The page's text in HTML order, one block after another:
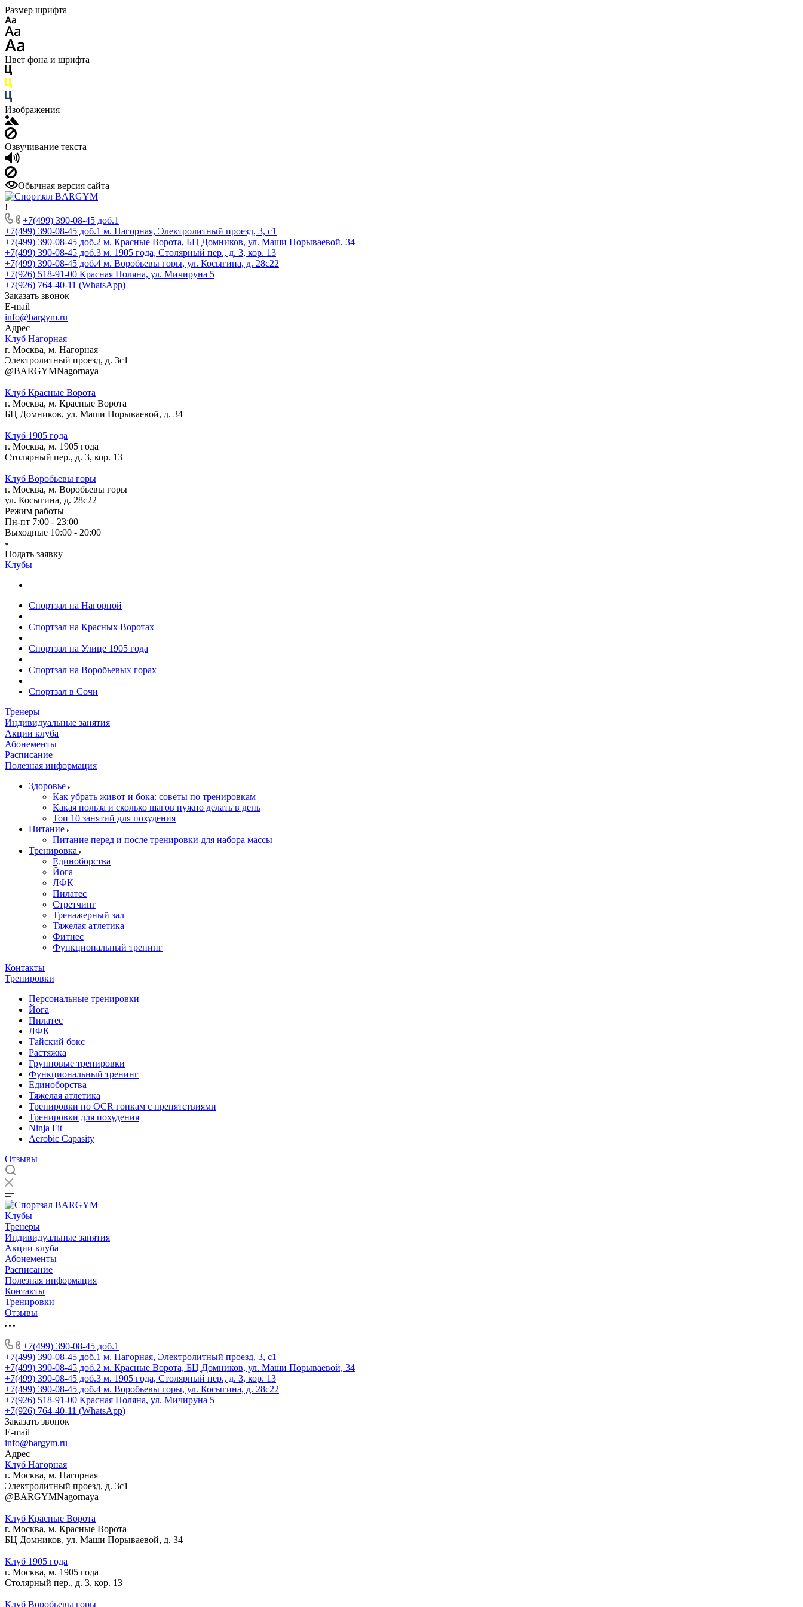
Размер шрифта
Цвет фона и шрифта
Изображения
Озвучивание текста
Обычная версия сайта
!
+7(499) 390-08-45 доб.1
+7(499) 390-08-45 доб.1 м. Нагорная, Электролитный проезд, 3, с1
+7(499) 390-08-45 доб.2 м. Красные Ворота, БЦ Домников, ул. Маши Порываевой, 34
+7(499) 390-08-45 доб.3 м. 1905 года, Столярный пер., д. 3, кор. 13
+7(499) 390-08-45 доб.4 м. Воробьевы горы, ул. Косыгина, д. 28с22
+7(926) 518-91-00 Красная Поляна, ул. Мичируна 5
+7(926) 764-40-11 (WhatsApp)
Заказать звонок
E-mail
info@bargym.ru
Адрес
Клуб Нагорная
г. Москва, м. Нагорная
Электролитный проезд, д. 3с1
@BARGYMNagornaya
Клуб Красные Ворота
г. Москва, м. Красные Ворота
БЦ Домников, ул. Маши Порываевой, д. 34
Клуб 1905 года
г. Москва, м. 1905 года
Столярный пер., д. 3, кор. 13
Клуб Воробьевы горы
г. Москва, м. Воробьевы горы
ул. Косыгина, д. 28с22
Режим работы
Пн-пт 7:00 - 23:00
Выходные 10:00 - 20:00
Подать заявку
Клубы
Спортзал на Нагорной
Спортзал на Красных Воротах
Спортзал на Улице 1905 года
Спортзал на Воробьевых горах
Спортзал в Сочи
Тренеры
Индивидуальные занятия
Акции клуба
Абонементы
Расписание
Полезная информация
Здоровье
Как убрать живот и бока: советы по тренировкам
Какая польза и сколько шагов нужно делать в день
Топ 10 занятий для похудения
Питание
Питание перед и после тренировки для набора массы
Тренировка
Единоборства
Йога
ЛФК
Пилатес
Стретчинг
Тренажерный зал
Тяжелая атлетика
Фитнес
Функциональный тренинг
Контакты
Тренировки
Персональные тренировки
Йога
Пилатес
ЛФК
Тайский бокс
Растяжка
Групповые тренировки
Функциональный тренинг
Единоборства
Тяжелая атлетика
Тренировки по OCR гонкам с препятствиями
Тренировки для похудения
Ninja Fit
Aerobic Capasity
Отзывы
Клубы
Тренеры
Индивидуальные занятия
Акции клуба
Абонементы
Расписание
Полезная информация
Контакты
Тренировки
Отзывы
+7(499) 390-08-45 доб.1
+7(499) 390-08-45 доб.1 м. Нагорная, Электролитный проезд, 3, с1
+7(499) 390-08-45 доб.2 м. Красные Ворота, БЦ Домников, ул. Маши Порываевой, 34
+7(499) 390-08-45 доб.3 м. 1905 года, Столярный пер., д. 3, кор. 13
+7(499) 390-08-45 доб.4 м. Воробьевы горы, ул. Косыгина, д. 28с22
+7(926) 518-91-00 Красная Поляна, ул. Мичируна 5
+7(926) 764-40-11 (WhatsApp)
Заказать звонок
E-mail
info@bargym.ru
Адрес
Клуб Нагорная
г. Москва, м. Нагорная
Электролитный проезд, д. 3с1
@BARGYMNagornaya
Клуб Красные Ворота
г. Москва, м. Красные Ворота
БЦ Домников, ул. Маши Порываевой, д. 34
Клуб 1905 года
г. Москва, м. 1905 года
Столярный пер., д. 3, кор. 13
Клуб Воробьевы горы